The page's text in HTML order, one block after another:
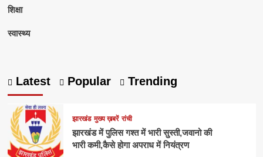
शिक्षा
स्वास्थ्य
Latest Popular Trending
झारखंड मुख्य ख़बरें रांची
झारखंड में पुलिस गश्त में भारी सुस्ती,जवानो की
भारी कमी,कैसे होगा अपराध में नियंत्रण